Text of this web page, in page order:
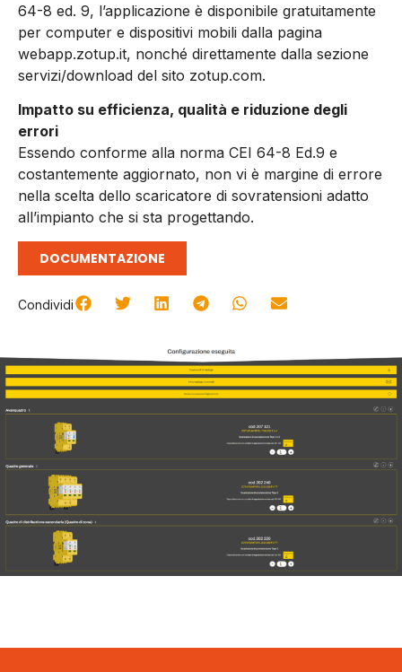
64-8 ed. 9, l’applicazione è disponibile gratuitamente
per computer e dispositivi mobili dalla pagina
webapp.zotup.it, nonché direttamente dalla sezione
servizi/download del sito zotup.com.
Impatto su efficienza, qualità e riduzione degli
errori
Essendo conforme alla norma CEI 64-8 Ed.9 e
costantemente aggiornato, non vi è margine di errore
nella scelta dello scaricatore di sovratensioni adatto
all’impianto che si sta progettando.
DOCUMENTAZIONE
Condividi